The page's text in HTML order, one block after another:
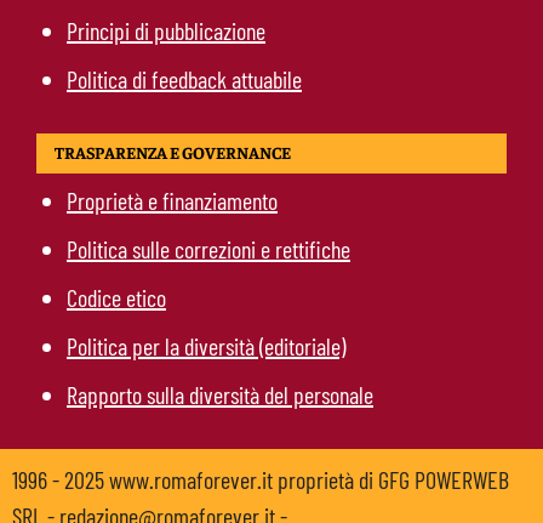
Principi di pubblicazione
Politica di feedback attuabile
TRASPARENZA E GOVERNANCE
Proprietà e finanziamento
Politica sulle correzioni e rettifiche
Codice etico
Politica per la diversità (editoriale)
Rapporto sulla diversità del personale
1996 - 2025 www.romaforever.it proprietà di GFG POWERWEB
SRL - redazione@romaforever.it -